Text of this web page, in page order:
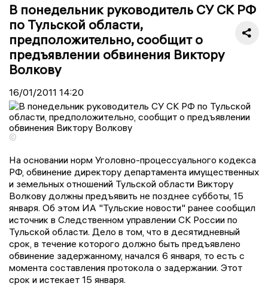
В понедельник руководитель СУ СК РФ
по Тульской области,
предположительно, сообщит о
предъявлении обвинения Виктору
Волкову
16/01/2011 14:20
©
На основании норм Уголовно-процессуального кодекса
РФ, обвинение директору департамента имущественных
и земельных отношений Тульской области Виктору
Волкову должны предъявить не позднее субботы, 15
января. Об этом ИА "Тульские новости" ранее сообщил
источник в Следственном управлении СК России по
Тульской области. Дело в том, что в десятидневный
срок, в течение которого должно быть предъявлено
обвинение задержанному, начался 6 января, то есть с
момента составления протокола о задержании. Этот
срок и истекает 15 января.